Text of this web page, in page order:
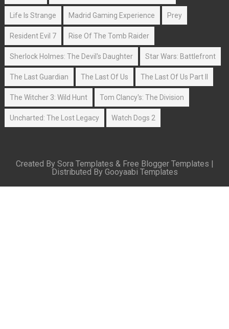
Life Is Strange Madrid Gaming Experience Prey
Resident Evil 7 Rise Of The Tomb Raider
Sherlock Holmes: The Devil's Daughter Star Wars: Battlefront
The Last Guardian The Last Of Us The Last Of Us Part II
The Witcher 3: Wild Hunt Tom Clancy's: The Division
Uncharted: The Lost Legacy Watch Dogs 2
Created By Sora Templates & Free Blogger Templates |
Distributed By Gooyaabi Templates